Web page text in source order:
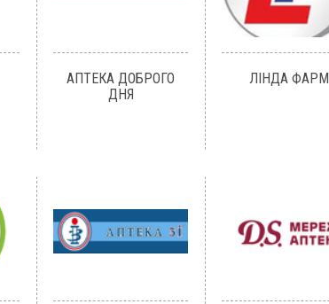
АПТЕКА ДОБРОГО
ДНЯ
ЛІНДА ФАРМ